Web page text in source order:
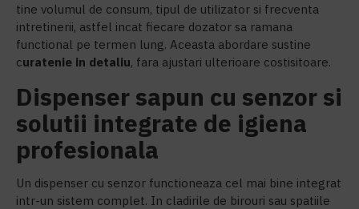
tine volumul de consum, tipul de utilizator si frecventa
intretinerii, astfel incat fiecare dozator sa ramana
functional pe termen lung. Aceasta abordare sustine
curatenie in detaliu, fara ajustari ulterioare costisitoare.
Dispenser sapun cu senzor si
solutii integrate de igiena
profesionala
Un dispenser cu senzor functioneaza cel mai bine integrat
intr-un sistem complet. In cladirile de birouri sau spatiile